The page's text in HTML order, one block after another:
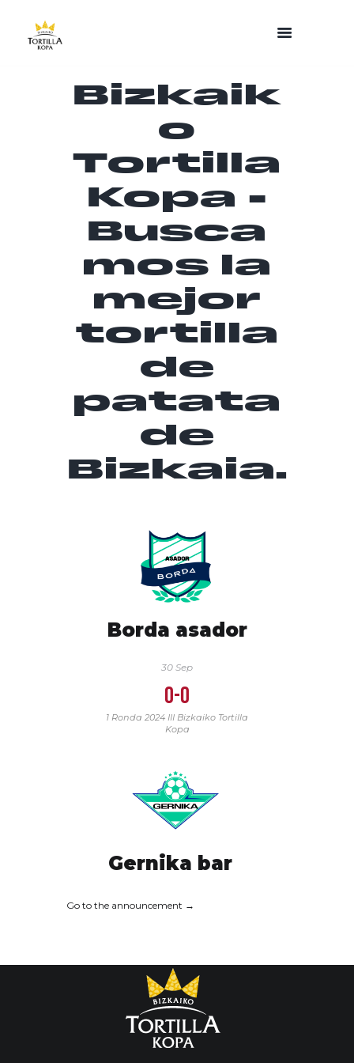
Bizkaik
o
Tortilla
Kopa -
Busca
mos la
mejor
tortilla
de
patata
de
Bizkaia.
Borda asador
30 Sep
0-0
1 Ronda 2024 III Bizkaiko Tortilla
Kopa
Gernika bar
Go to the announcement →